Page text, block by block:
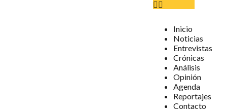
Inicio
Noticias
Entrevistas
Crónicas
Análisis
Opinión
Agenda
Reportajes
Contacto